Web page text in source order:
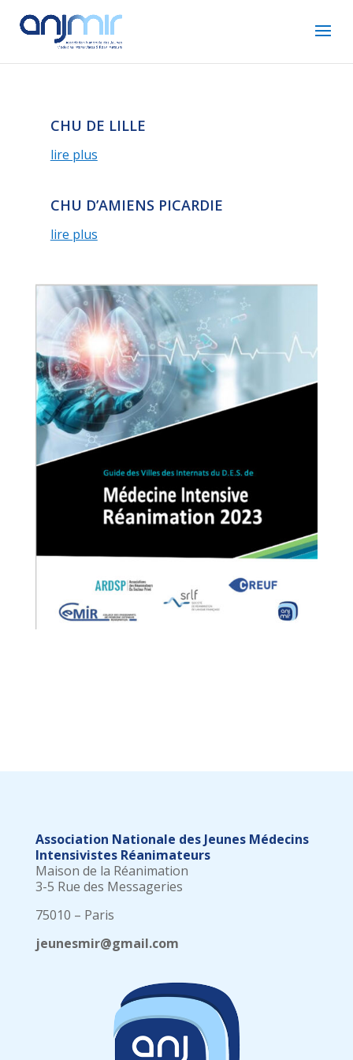
CHU DE LILLE
lire plus
CHU D’AMIENS PICARDIE
lire plus
Association Nationale des Jeunes Médecins
Intensivistes Réanimateurs
Maison de la Réanimation
3-5 Rue des Messageries
75010 – Paris
jeunesmir@gmail.com